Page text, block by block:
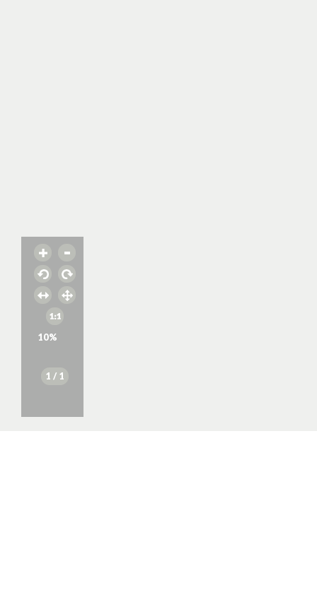
10%
1 / 1